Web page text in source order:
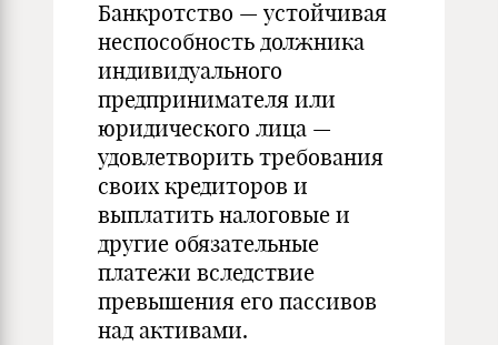
Банкротство — устойчивая
неспособность должника
индивидуального
предпринимателя или
юридического лица —
удовлетворить требования
своих кредиторов и
выплатить налоговые и
другие обязательные
платежи вследствие
превышения его пассивов
над активами.